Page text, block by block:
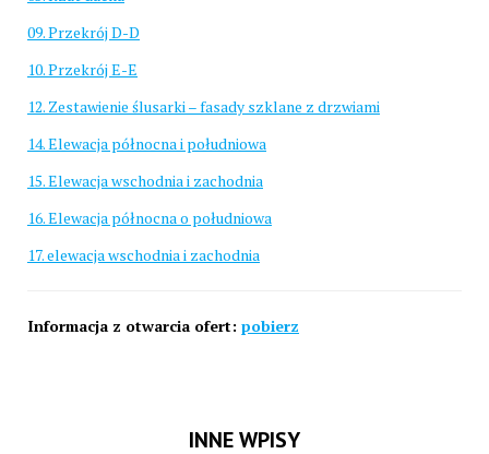
09. Przekrój D-D
10. Przekrój E-E
12. Zestawienie ślusarki – fasady szklane z drzwiami
14. Elewacja północna i południowa
15. Elewacja wschodnia i zachodnia
16. Elewacja północna o południowa
17. elewacja wschodnia i zachodnia
Informacja z otwarcia ofert: pobierz
INNE WPISY